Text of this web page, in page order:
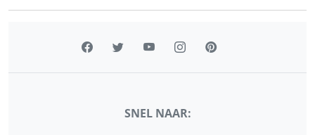
SNEL NAAR: